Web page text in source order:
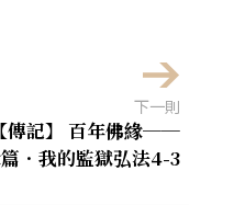
下一則
傳記】 百年佛緣──
．我的監獄弘法4-3